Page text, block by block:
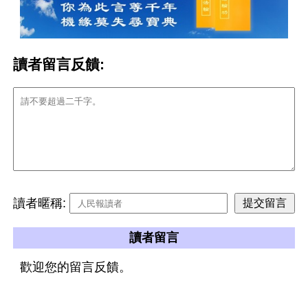
讀者留言反饋:
讀者暱稱:
讀者留言
歡迎您的留言反饋。